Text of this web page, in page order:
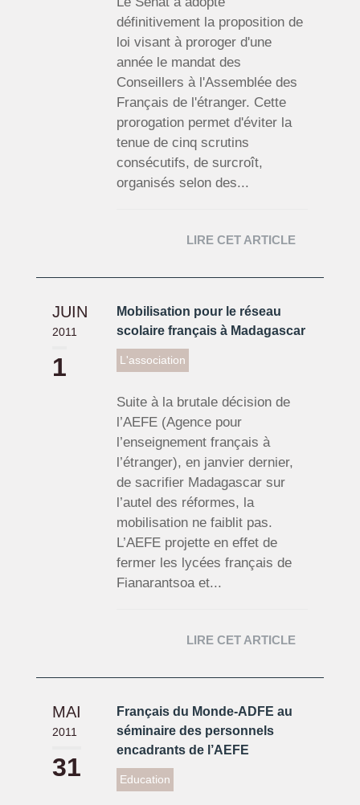
définitivement la proposition de
loi visant à proroger d'une
année le mandat des
Conseillers à l'Assemblée des
Français de l'étranger. Cette
prorogation permet d'éviter la
tenue de cinq scrutins
consécutifs, de surcroît,
organisés selon des...
LIRE CET ARTICLE
JUIN
2011
1
Mobilisation pour le réseau
scolaire français à Madagascar
L'association
Suite à la brutale décision de
l’AEFE (Agence pour
l’enseignement français à
l’étranger), en janvier dernier,
de sacrifier Madagascar sur
l’autel des réformes, la
mobilisation ne faiblit pas.
L’AEFE projette en effet de
fermer les lycées français de
Fianarantsoa et...
LIRE CET ARTICLE
MAI
2011
31
Français du Monde-ADFE au
séminaire des personnels
encadrants de l’AEFE
Education